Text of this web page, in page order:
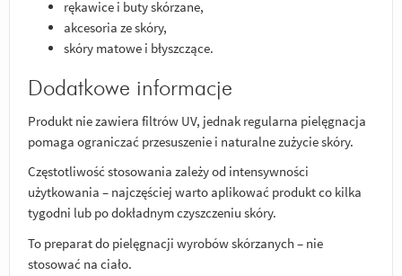
rękawice i buty skórzane,
akcesoria ze skóry,
skóry matowe i błyszczące.
Dodatkowe informacje
Produkt nie zawiera filtrów UV, jednak regularna pielęgnacja
pomaga ograniczać przesuszenie i naturalne zużycie skóry.
Częstotliwość stosowania zależy od intensywności
użytkowania – najczęściej warto aplikować produkt co kilka
tygodni lub po dokładnym czyszczeniu skóry.
To preparat do pielęgnacji wyrobów skórzanych – nie
stosować na ciało.